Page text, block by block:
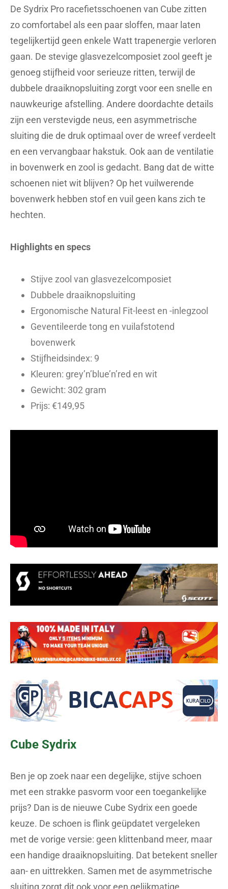
De Sydrix Pro racefietsschoenen van Cube zitten
zo comfortabel als een paar sloffen, maar laten
tegelijkertijd geen enkele Watt trapenergie verloren
gaan. De stevige glasvezelcomposiet zool geeft je
genoeg stijfheid voor serieuze ritten, terwijl de
dubbele draaiknopsluiting zorgt voor een snelle en
nauwkeurige afstelling. Andere doordachte details
zijn een verstevigde neus, een asymmetrische
sluiting die de druk optimaal over de wreef verdeelt
en een vervangbaar hakstuk. Ook aan de ventilatie
in bovenwerk en zool is gedacht. Bang dat de witte
schoenen niet wit blijven? Op het vuilwerende
bovenwerk hebben stof en vuil geen kans zich te
hechten.
Highlights en specs
Stijve zool van glasvezelcomposiet
Dubbele draaiknopsluiting
Ergonomische Natural Fit-leest en -inlegzool
Geventileerde tong en vuilafstotend
bovenwerk
Stijfheidsindex: 9
Kleuren: grey’n’blue’n’red en wit
Gewicht: 302 gram
Prijs: €149,95
Cube Sydrix
Ben je op zoek naar een degelijke, stijve schoen
met een strakke pasvorm voor een toegankelijke
prijs? Dan is de nieuwe Cube Sydrix een goede
keuze. De schoen is flink geüpdatet vergeleken
met de vorige versie: geen klittenband meer, maar
een handige draaiknopsluiting. Dat betekent sneller
aan- en uittrekken. Samen met de asymmetrische
sluiting zorgt dit ook voor een gelijkmatige